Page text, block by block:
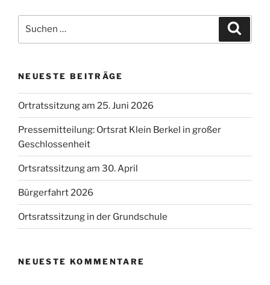
nach:
NEUESTE BEITRÄGE
Ortratssitzung am 25. Juni 2026
Pressemitteilung: Ortsrat Klein Berkel in großer
Geschlossenheit
Ortsratssitzung am 30. April
Bürgerfahrt 2026
Ortsratssitzung in der Grundschule
NEUESTE KOMMENTARE